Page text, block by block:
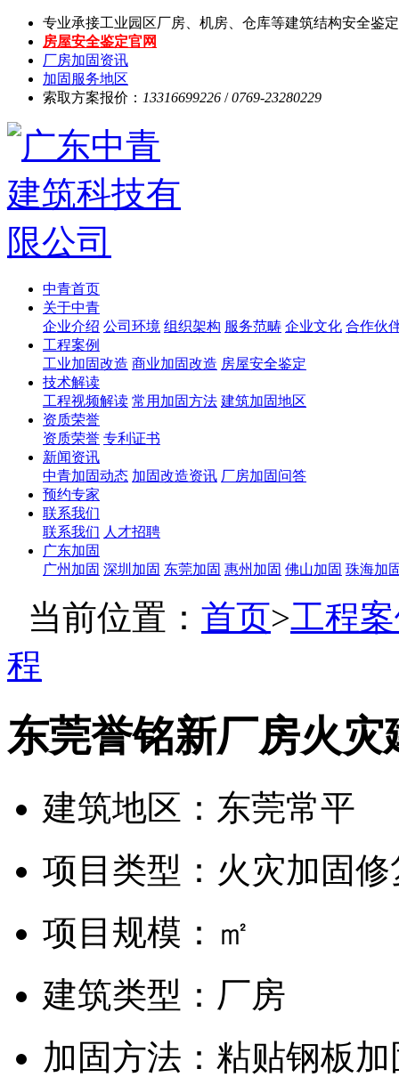
专业承接工业园区厂房、机房、仓库等建筑结构安全鉴
房屋安全鉴定官网
厂房加固资讯
加固服务地区
索取方案报价： 13316699226 /0769-23280229
中青首页
关于中青
企业介绍 公司环境 组织架构 服务范畴 企业文化 合作伙
工程案例
工业加固改造 商业加固改造 房屋安全鉴定
技术解读
工程视频解读 常用加固方法 建筑加固地区
资质荣誉
资质荣誉 专利证书
新闻资讯
中青加固动态 加固改造资讯 厂房加固问答
预约专家
联系我们
联系我们 人才招聘
广东加固
广州加固 深圳加固 东莞加固 惠州加固 佛山加固 珠海加
当前位置： 首页>工程
程
东莞誉铭新厂房火灾
建筑地区： 东莞常平
项目类型：火灾加固修
项目规模： ㎡
建筑类型： 厂房
加固方法：粘贴钢板